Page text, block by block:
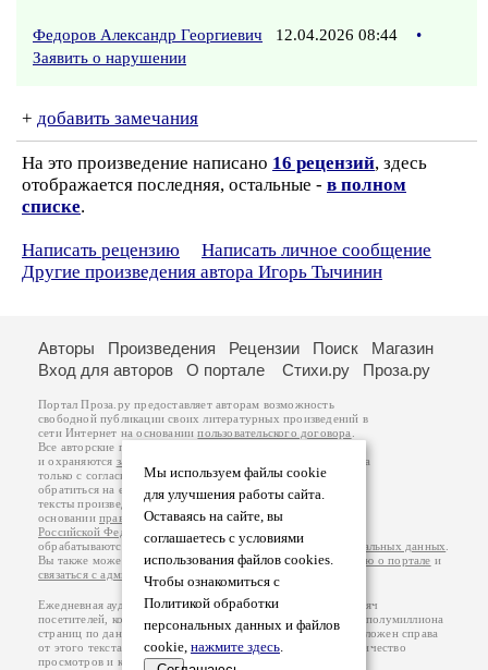
Федоров Александр Георгиевич 12.04.2026 08:44
•
Заявить о нарушении
+ добавить замечания
На это произведение написано 16 рецензий, здесь
отображается последняя, остальные - в полном
списке.
Написать рецензию
Написать личное сообщение
Другие произведения автора Игорь Тычинин
Мы используем файлы cookie
для улучшения работы сайта.
Оставаясь на сайте, вы
соглашаетесь с условиями
использования файлов cookies.
Чтобы ознакомиться с
Политикой обработки
персональных данных и файлов
cookie, нажмите здесь.
Авторы Произведения Рецензии Поиск
Магазин
Вход для авторов
О портале Стихи.ру Проза.ру
Портал Проза.ру предоставляет авторам возможность
свободной публикации своих литературных произведений в
сети Интернет на основаниипользовательского договора
Все авторские права на произведения принадлежат авторам
и охраняются законом
. Перепечатка произведений возможна
только с согласия его автора, к которому вы можете
обратиться на его авторской странице. Ответственность за
тексты произведений авторы несут самостоятельно на
основанииправил публикацииизаконодательства
Российской Федерации
обрабатываются на основанииПолитики обработки персональных данных
Вы также можете посмотреть более подробнуюинформацию о портале и
связаться с администрацией
Ежедневная аудитория портала Проза.ру – порядка 100 тысяч
посетителей, которые в общей сумме просматривают более полумиллиона
страниц по данным счетчика посещаемости, который расположен справа
от этого текста. В каждой графе указано по две цифры: количество
просмотров и количество посетителей.